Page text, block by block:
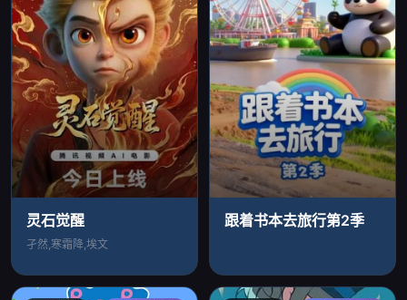
灵石觉醒
孑然,寒霜降,埃文
跟着书本去旅行第2季